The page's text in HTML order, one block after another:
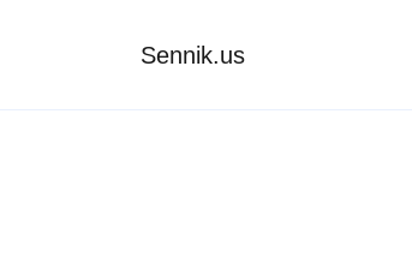
Sennik.us